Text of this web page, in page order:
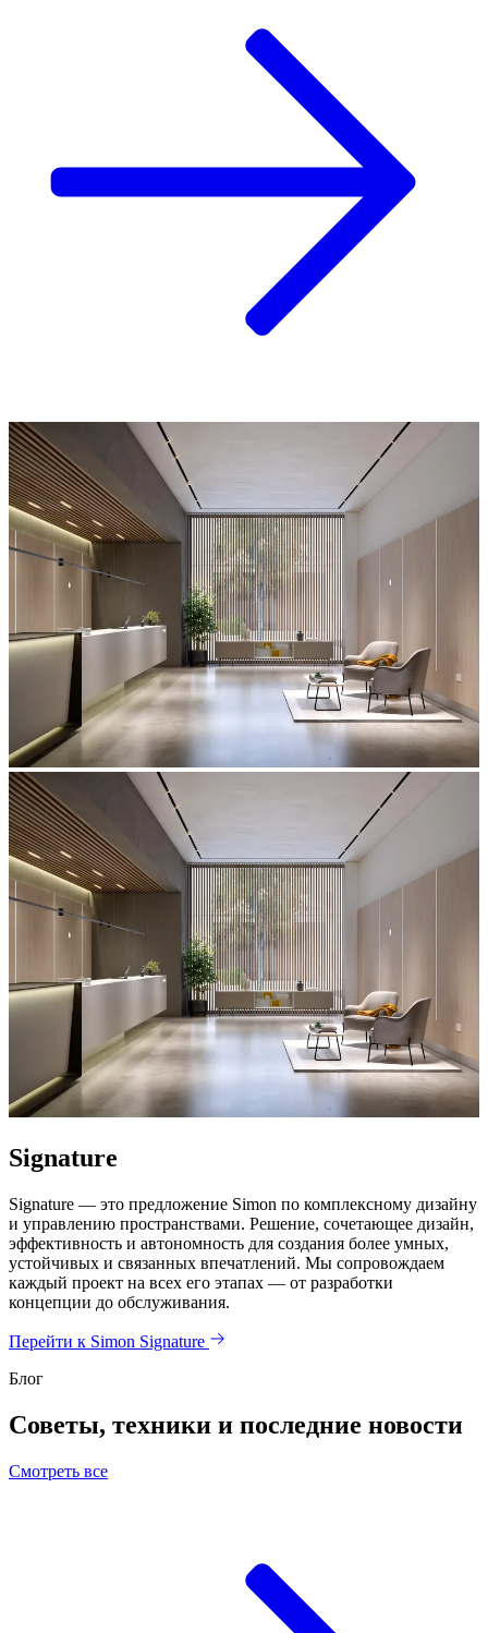
Signature
Signature — это предложение Simon по комплексному дизайну
и управлению пространствами. Решение, сочетающее дизайн,
эффективность и автономность для создания более умных,
устойчивых и связанных впечатлений. Мы сопровождаем
каждый проект на всех его этапах — от разработки
концепции до обслуживания.
Перейти к Simon Signature
Блог
Советы, техники и последние новости
Смотреть все